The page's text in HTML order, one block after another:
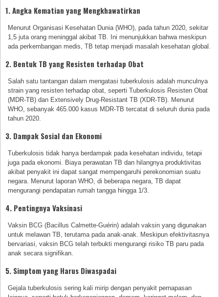
1. Angka Kematian yang Mengkhawatirkan
Menurut Organisasi Kesehatan Dunia (WHO), pada tahun 2020, sekitar
1,5 juta orang meninggal akibat TB. Ini menunjukkan bahwa meskipun
ada perkembangan medis, TB tetap menjadi masalah kesehatan global.
2. Bentuk TB yang Resisten terhadap Obat
Salah satu tantangan dalam mengatasi tuberkulosis adalah munculnya
strain yang resisten terhadap obat, seperti Tuberkulosis Resisten Obat
(MDR-TB) dan Extensively Drug-Resistant TB (XDR-TB). Menurut
WHO, sebanyak 465.000 kasus MDR-TB tercatat di seluruh dunia pada
tahun 2020.
3. Dampak Sosial dan Ekonomi
Tuberkulosis tidak hanya berdampak pada kesehatan individu, tetapi
juga pada ekonomi. Biaya perawatan TB dan hilangnya produktivitas
akibat penyakit ini dapat sangat mempengaruhi perekonomian suatu
negara. Menurut laporan WHO, di beberapa negara, TB dapat
mengurangi pendapatan rumah tangga hingga 1/3.
4. Pentingnya Vaksinasi
Vaksin BCG (Bacillus Calmette-Guérin) adalah vaksin yang digunakan
untuk melawan TB, terutama pada anak-anak. Meskipun efektivitasnya
bervariasi, vaksin BCG telah terbukti mengurangi risiko TB paru pada
anak secara signifikan.
5. Simptom yang Harus Diwaspadai
Gejala tuberkulosis sering kali mirip dengan penyakit pernapasan